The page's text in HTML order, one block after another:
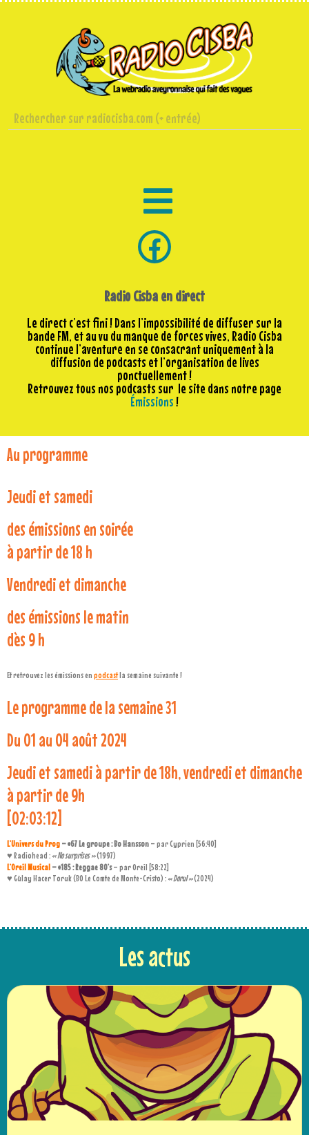
Radio Cisba en direct
Le direct c’est fini ! Dans l’impossibilité de diffuser sur la
bande FM, et au vu du manque de forces vives, Radio Cisba
continue l’aventure en se consacrant uniquement à la
diffusion de podcasts et l’organisation de lives
ponctuellement !
Retrouvez tous nos podcasts sur le site dans notre page
Émissions!
Au programme
Jeudi et samedi
des émissions en soirée
à partir de 18 h
Vendredi et dimanche
des émissions le matin
dès 9 h
Et retrouvez les émissions en podcastla semaine suivante !
Le programme de la semaine 31
Du 01 au 04 août 2024
Jeudi et samedi à partir de 18h, vendredi et dimanche
à partir de 9h
[02:03:12]
L’Univers du Prog – #67 Le groupe : Bo Hansson – par Cyprien [56:40]
♥ Radiohead : « No surprises »(1997)
L’Oreil Musical – #185 : Reggae 80’s– par Oreil [58:22]
♥ Gülay Hacer Toruk (BO Le Comte de Monte-Cristo) : « Dorul »(2024)
Les actus